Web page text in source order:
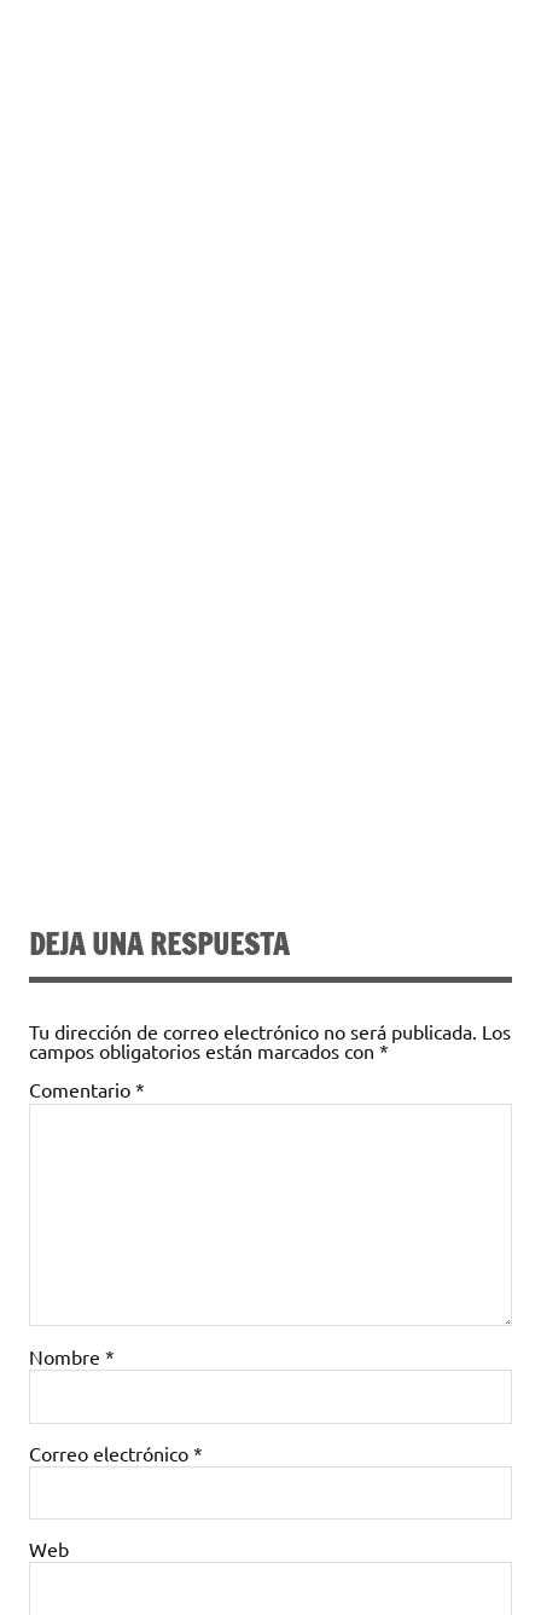
DEJA UNA RESPUESTA
Tu dirección de correo electrónico no será publicada. Los
campos obligatorios están marcados con *
Comentario *
Nombre *
Correo electrónico *
Web